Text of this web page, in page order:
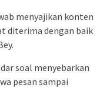
menyajikan konten
diterima dengan baik
soal menyebarkan
pesan sampai